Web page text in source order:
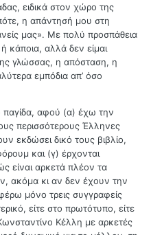
ειδικά στον χώρο της
η απάντησή μου στη
μας». Με πολύ προσπάθεια
κάποια, αλλά δεν είμαι
γλώσσας, η απόσταση, η
εμπόδια απ’ όσο
παγίδα, αφού (α) έχω την
περισσότερους Έλληνες
εκδώσει δικό τους βιβλίο,
και (γ) έρχονται
είναι αρκετά πλέον τα
ακόμα κι αν δεν έχουν την
μόνο τρεις συγγραφείς
είτε στο πρωτότυπο, είτε
Κέλλη με αρκετές